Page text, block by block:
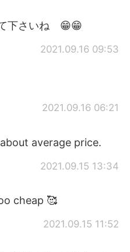
下さいね 😁😁
2021.09.16 09:53
2021.09.16 06:21
average price.
2021.09.15 13:34
cheap 🥰
2021.09.15 11:52